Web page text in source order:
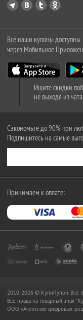
Все наши купоны доступны
через Мобильное
Ищите скидки
не выходя из
Сэкономьте до 90% при
Подпишитесь на самые
Принимаем к оплате:
2010-2026 © КупиКупон. Все
Все права на товарный знак
OOO «Агентство цифровых